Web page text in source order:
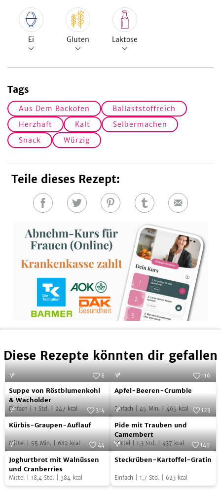
Ei Gluten Laktose
Tags
Aus Dem Backofen
Ballaststoffreich
Herzhaft
Kalt
Selbermachen
Snack
Würzig
Teile dieses Rezept:
Auf
teilen
Auf
teilen
Auf
teilen
Auf
teilen
E-
Diese Rezepte könnten dir gefallen
Suppe
von
Röstblumenkohl
&
Wacholder
Foto: Simon Bajada
8
Suppe von Röstblumenkohl
& Wacholder
Einfach 1 Std. 247 kcal
Apfel-
Beeren-
Crumble
NOA GmbH & Co. KG
116
Apfel-Beeren-Crumble
Einfach 45 Min. 465 kcal
Kürbis-
Graupen-
Auflauf
Foto:SevenCooks
314
Kürbis-Graupen-Auflauf
Mittel 55 Min. 682 kcal
Pide
mit
Trauben
und
SevenCooks
123
Pide mit Trauben und
Camembert
Mittel 1,3 Std. 437 kcal
Joghurtbrot
mit
Walnüssen
Foto: SevenCooks
44
Joghurtbrot mit Walnüssen
und Cranberries
Mittel 18,4 Std. 384 kcal
Steckrüben-
Gratin
Foto: SevenCooks
149
Steckrüben-Kartoffel-Gratin
Einfach 1,7 Std. 623 kcal